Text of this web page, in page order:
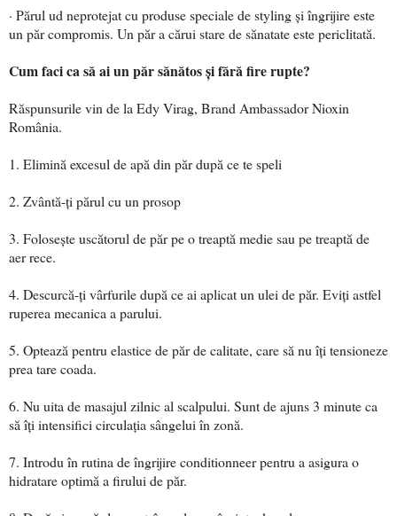
· Părul ud neprotejat cu produse speciale de styling și îngrijire este
un păr compromis. Un păr a cărui stare de sănatate este periclitată.
Cum faci ca să ai un păr sănătos și fără fire rupte?
Răspunsurile vin de la Edy Virag, Brand Ambassador Nioxin
România.
1. Elimină excesul de apă din păr după ce te speli
2. Zvântă-ți părul cu un prosop
3. Folosește uscătorul de păr pe o treaptă medie sau pe treaptă de
aer rece.
4. Descurcă-ți vârfurile după ce ai aplicat un ulei de păr. Eviți astfel
ruperea mecanica a parului.
5. Optează pentru elastice de păr de calitate, care să nu îți tensioneze
prea tare coada.
6. Nu uita de masajul zilnic al scalpului. Sunt de ajuns 3 minute ca
să îți intensifici circulația sângelui în zonă.
7. Introdu în rutina de îngrijire conditionneer pentru a asigura o
hidratare optimă a firului de păr.